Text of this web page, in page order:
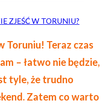
ZJEŚĆ W TORUNIU?
Toruniu! Teraz czas
– łatwo nie będzie,
tyle, że trudno
Zatem co warto